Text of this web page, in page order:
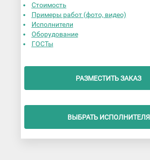
Стоимость
Примеры работ (фото, видео)
Исполнители
Оборудование
ГОСТы
РАЗМЕСТИТЬ ЗАКАЗ
ВЫБРАТЬ ИСПОЛНИТЕЛЯ